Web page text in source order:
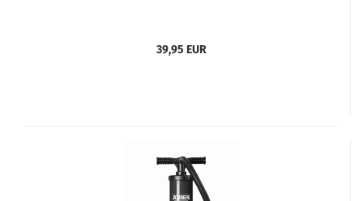
39,95 EUR